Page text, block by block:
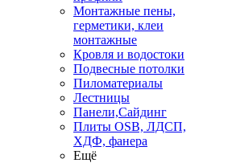
Монтажные пены,
герметики, клеи
монтажные
Кровля и водостоки
Подвесные потолки
Пиломатериалы
Лестницы
Панели,Сайдинг
Плиты OSB, ЛДСП,
ХДФ, фанера
Ещё